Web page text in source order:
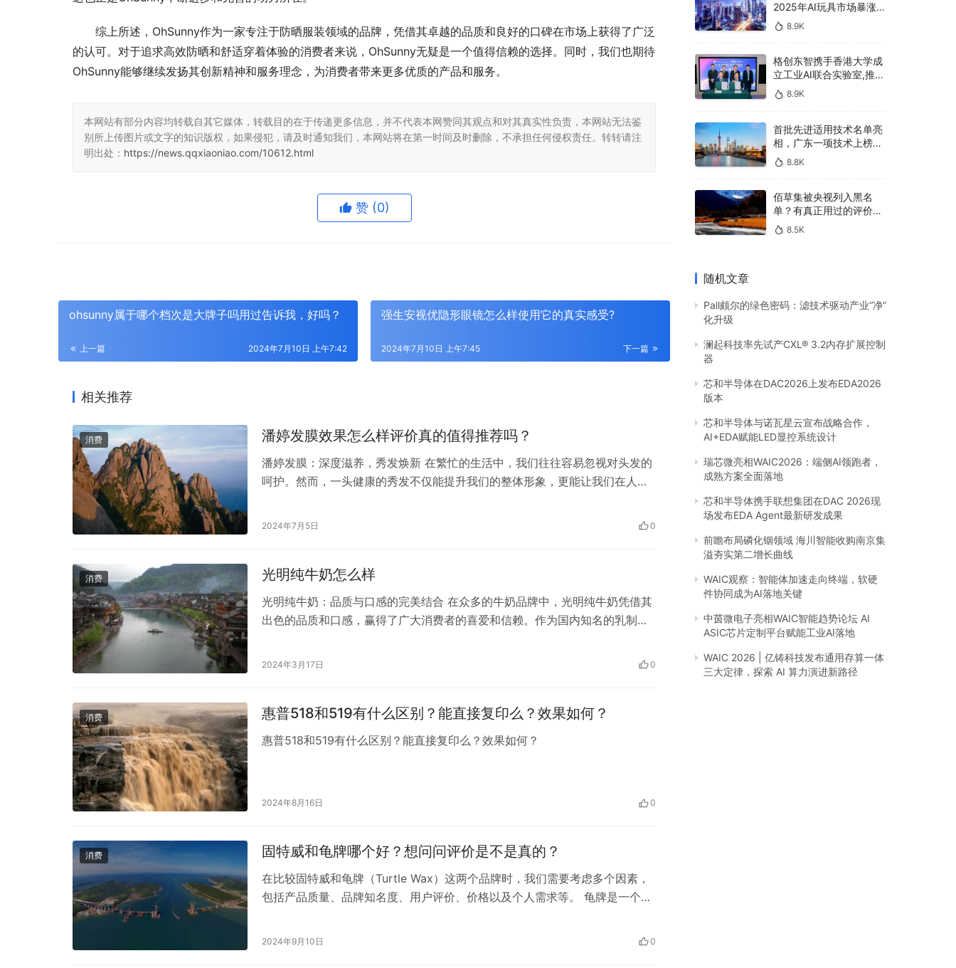
综上所述，OhSunny作为一家专注于防晒服装领域的品牌，凭借其卓越的品质和良好的口碑在市场上获得了广泛
的认可。对于追求高效防晒和舒适穿着体验的消费者来说，OhSunny无疑是一个值得信赖的选择。同时，我们也期待
OhSunny能够继续发扬其创新精神和服务理念，为消费者带来更多优质的产品和服务。
本网站有部分内容均转载自其它媒体，转载目的在于传递更多信息，并不代表本网赞同其观点和对其真实性负责，本网站无法鉴
别所上传图片或文字的知识版权，如果侵犯，请及时通知我们，本网站将在第一时间及时删除，不承担任何侵权责任。转转请注
明出处： https://news.qqxiaoniao.com/10612.html
赞 (0)
ohsunny属于哪个档次是大牌子吗用过告诉我，好吗？
上一篇 2024年7月10日 上午7:42
强生安视优隐形眼镜怎么样使用它的真实感受?
下一篇
2024年7月10日 上午7:45
相关推荐
消费 潘婷发膜效果怎么样评价真的值得推荐吗？
潘婷发膜：深度滋养，秀发焕新 在繁忙的生活中，我们往往容易忽视对头发的
呵护。然而，一头健康的秀发不仅能提升我们的整体形象，更能让我们在人群
看它的效果如何，是否真的值得我们的推荐。 潘婷，作为全球头发护理的领导
2024年7月5日 0
消费 光明纯牛奶怎么样
光明纯牛奶：品质与口感的完美结合 在众多的牛奶品牌中，光明纯牛奶凭借其
出色的品质和口感，赢得了广大消费者的喜爱和信赖。作为国内知名的乳制品
源，品质保障 光明纯牛奶的奶源来自于国内优质的牧场，这些牧场遵循严格的
2024年3月17日 0
消费 惠普518和519有什么区别？能直接复印么？效果如何？
惠普518和519有什么区别？能直接复印么？效果如何？
2024年8月16日 0
消费 固特威和龟牌哪个好？想问问评价是不是真的？
在比较固特威和龟牌（Turtle Wax）这两个品牌时，我们需要考虑多个因素，
包括产品质量、品牌知名度、用户评价、价格以及个人需求等。 龟牌是一个全
名。龟牌的产品线涵盖了多种汽车护理需求，包括外部涂层、内饰清洁和保
2024年9月10日 0
2025年AI玩具市场暴涨
400亿，90%传统厂商的
生死战即将打响
8.9K
格创东智携手香港大学成
立工业AI联合实验室,推进
AMHS智能物料搬运调度
系统研发
8.9K
首批先进适用技术名单亮
相，广东一项技术上榜，
有何独特之处？
8.8K
佰草集被央视列入黑名
单？有真正用过的评价
吗？8.5K
随机文章
Pall颇尔的绿色密码：滤技术驱动产业“净”
化升级
澜起科技率先试产CXL® 3.2内存扩展控制
器
芯和半导体在DAC2026上发布EDA2026
版本
芯和半导体与诺瓦星云宣布战略合作，
AI+EDA赋能LED显控系统设计
瑞芯微亮相WAIC2026：端侧AI领跑者，
成熟方案全面落地
芯和半导体携手联想集团在DAC 2026现
场发布EDA Agent最新研发成果
前瞻布局磷化铟领域 海川智能收购南京集
溢夯实第二增长曲线
WAIC观察：智能体加速走向终端，软硬
件协同成为AI落地关键
中茵微电子亮相WAIC智能趋势论坛 AI
ASIC芯片定制平台赋能工业AI落地
WAIC 2026 | 亿铸科技发布通用存算一体
三大定律，探索 AI 算力演进新路径